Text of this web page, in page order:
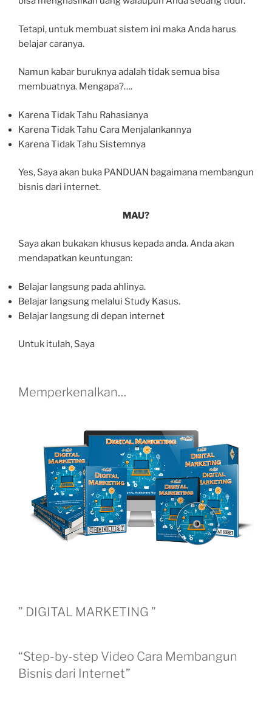
Tetapi, untuk membuat sistem ini maka Anda harus
belajar caranya.
Namun kabar buruknya adalah tidak semua bisa
membuatnya. Mengapa?….
Karena Tidak Tahu Rahasianya
Karena Tidak Tahu Cara Menjalankannya
Karena Tidak Tahu Sistemnya
Yes, Saya akan buka PANDUAN bagaimana membangun
bisnis dari internet.
MAU?
Saya akan bukakan khusus kepada anda. Anda akan
mendapatkan keuntungan:
Belajar langsung pada ahlinya.
Belajar langsung melalui Study Kasus.
Belajar langsung di depan internet
Untuk itulah, Saya
Memperkenalkan…
” DIGITAL MARKETING ”
“Step-by-step Video Cara Membangun
Bisnis dari Internet”